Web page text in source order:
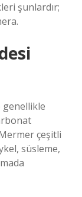
şunlardır;
genellikle
çeşitli
süsleme,